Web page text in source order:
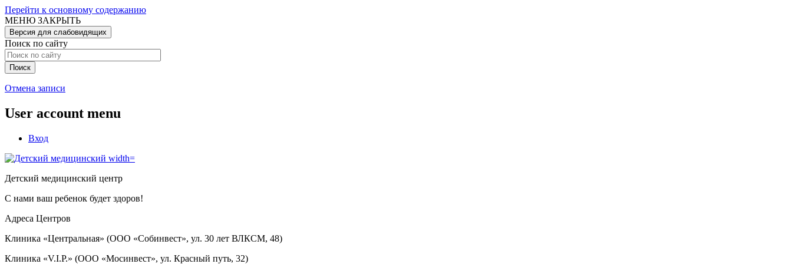
Перейти к основному содержанию
МЕНЮ ЗАКРЫТЬ
Версия для слабовидящих
Поиск по сайту
Отмена записи
User account menu
Вход
Детский медицинский центр
С нами ваш ребенок будет здоров!
Адреса Центров
Клиника «Центральная» (ООО «Собинвест», ул. 30 лет ВЛКСМ, 48)
Клиника «V.I.P.» (ООО «Мосинвест», ул. Красный путь, 32)